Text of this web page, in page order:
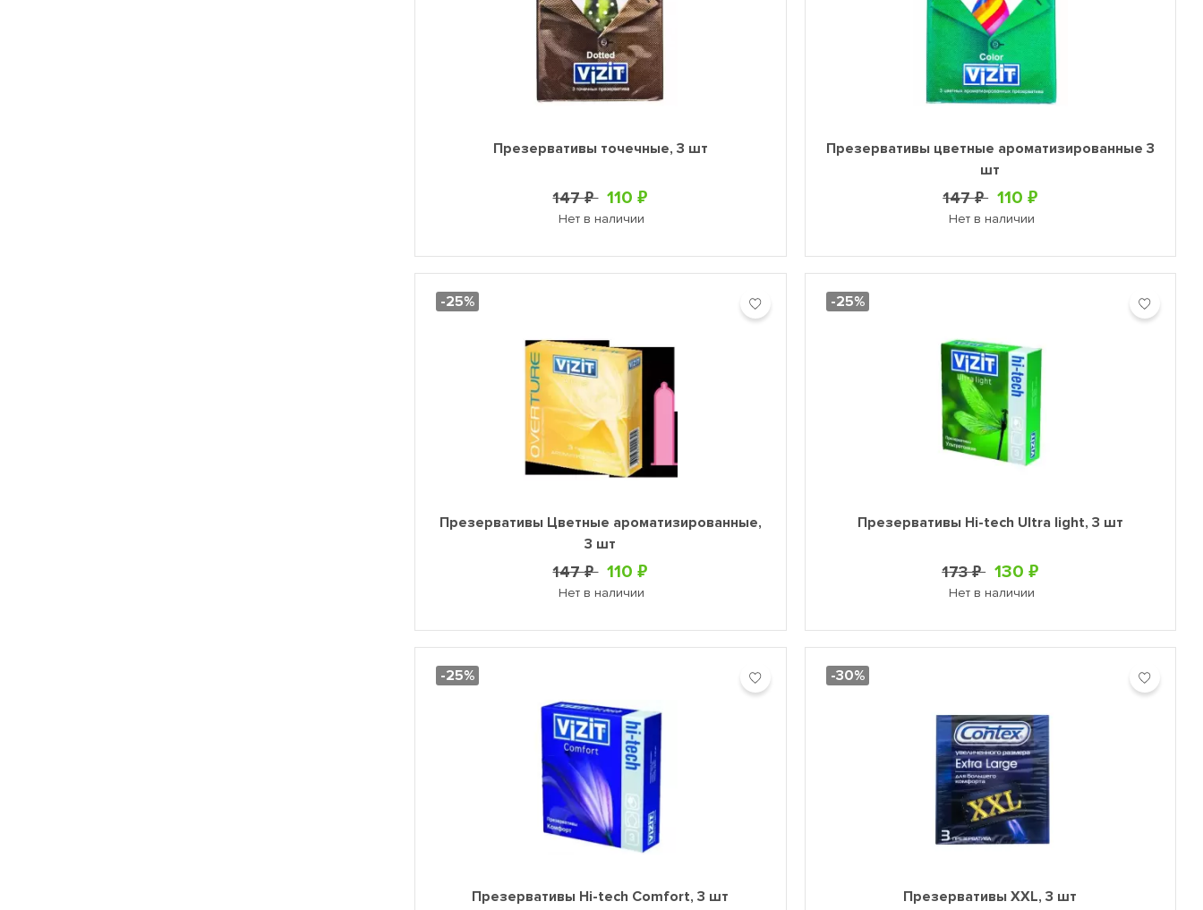
Презервативы точечные, 3 шт
147 ₽ 110 ₽
Нет в наличии
Презервативы цветные ароматизированные 3
шт
147 ₽ 110 ₽
Нет в наличии
-25%
Презервативы Цветные ароматизированные,
3 шт
147 ₽ 110 ₽
Нет в наличии
-25%
Презервативы Hi-tech Ultra light, 3 шт
173 ₽ 130 ₽
Нет в наличии
-25%
Презервативы Hi-tech Comfort, 3 шт
-30%
Презервативы XXL, 3 шт